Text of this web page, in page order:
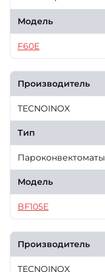
Модель
F60E
Производитель
TECNOINOX
Тип
Пароконвектоматы
Модель
BF105E
Производитель
TECNOINOX